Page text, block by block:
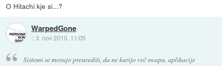
O Hitachi kje si...?
WarpedGone
::3. nov 2010, 11:05
Sistemi se morajo preurediti, da ne kurijo več swapa, aplikacije